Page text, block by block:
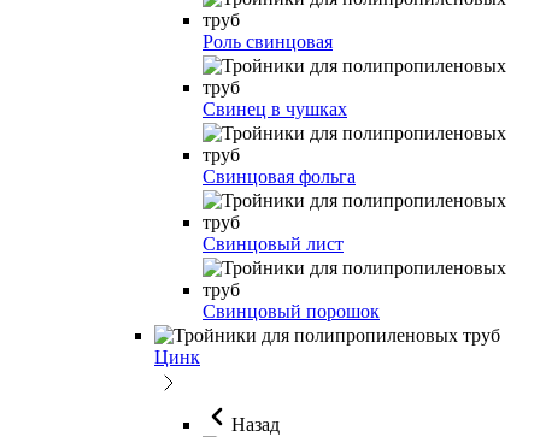
Роль свинцовая
Свинец в чушках
Свинцовая фольга
Свинцовый лист
Свинцовый порошок
Цинк
Назад